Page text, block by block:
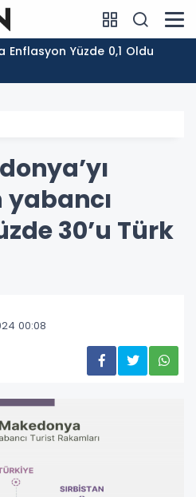
Enflasyon Yüzde 0,1 Oldu
30’u Türk
00:08